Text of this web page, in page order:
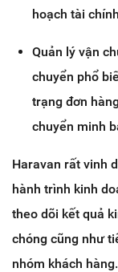
hoạch tài
Quản lý vận
chuyển phổ
trạng đơn
chuyển minh
Haravan rất vinh
hành trình kinh
theo dõi kết quả
chóng cũng như
nhóm khách hàng.